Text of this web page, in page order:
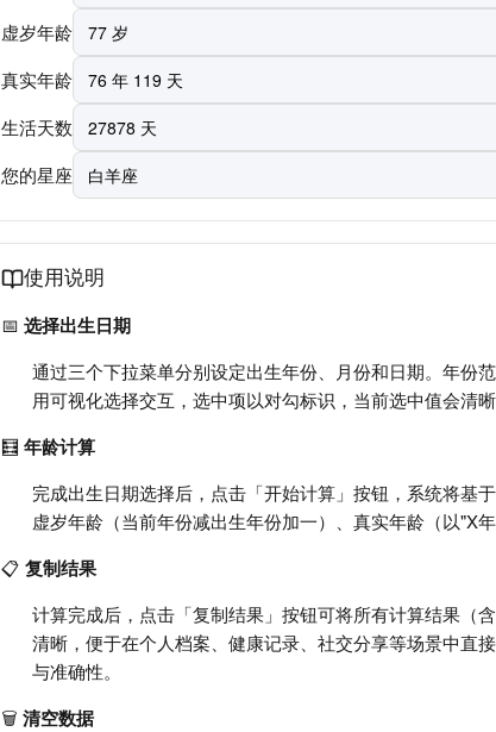
虚岁年龄
真实年龄
生活天数
您的星座
使用说明
📅 选择出生日期
通过三个下拉菜单分别设定出生年份、月份和日期。年份
用可视化选择交互，选中项以对勾标识，当前选中值会清
🧮 年龄计算
完成出生日期选择后，点击「开始计算」按钮，系统将基
虚岁年龄（当前年份减出生年份加一）、真实年龄（以"X
📋 复制结果
计算完成后，点击「复制结果」按钮可将所有计算结果（
清晰，便于在个人档案、健康记录、社交分享等场景中直
与准确性。
🗑️ 清空数据